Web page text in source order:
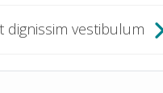
dignissim vestibulum